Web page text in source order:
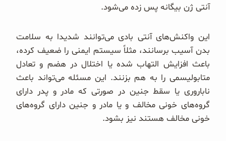
آنتی ژن بیگانه پس زده می‌شود.
این واکنش‌های آنتی بادی می‌توانند شدیدا به سلامت
بدن آسیب برسانند، مثلاً سیستم ایمنی را ضعیف کرده،
باعث افزایش التهاب شده یا اختلال در هضم و تعادل
متابولیسمی را به هم بزنند. این مسئله می‌تواند باعث
ناباروری یا سقط جنین در صورتی که مادر و پدر دارای
گروه‌های خونی مخالف و یا مادر و جنین دارای گروه‌های
خونی مخالف هستند نیز بشود.